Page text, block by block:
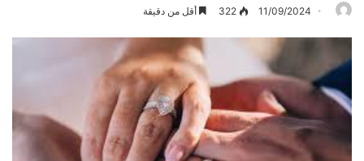
11/09/2024
322 أقل من دقيقة